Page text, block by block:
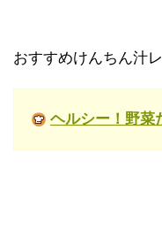
おすすめけんちん汁
ヘルシー！野菜